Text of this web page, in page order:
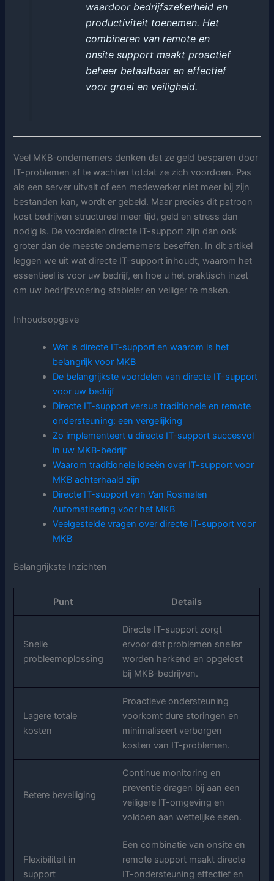
waardoor bedrijfszekerheid en
productiviteit toenemen. Het
combineren van remote en
onsite support maakt proactief
beheer betaalbaar en effectief
voor groei en veiligheid.
Veel MKB-ondernemers denken dat ze geld besparen door
IT-problemen af te wachten totdat ze zich voordoen. Pas
als een server uitvalt of een medewerker niet meer bij zijn
bestanden kan, wordt er gebeld. Maar precies dit patroon
kost bedrijven structureel meer tijd, geld en stress dan
nodig is. De voordelen directe IT-support zijn dan ook
groter dan de meeste ondernemers beseffen. In dit artikel
leggen we uit wat directe IT-support inhoudt, waarom het
essentieel is voor uw bedrijf, en hoe u het praktisch inzet
om uw bedrijfsvoering stabieler en veiliger te maken.
Inhoudsopgave
Wat is directe IT-support en waarom is het
belangrijk voor MKB
De belangrijkste voordelen van directe IT-support
voor uw bedrijf
Directe IT-support versus traditionele en remote
ondersteuning: een vergelijking
Zo implementeert u directe IT-support succesvol
in uw MKB-bedrijf
Waarom traditionele ideeën over IT-support voor
MKB achterhaald zijn
Directe IT-support van Van Rosmalen
Automatisering voor het MKB
Veelgestelde vragen over directe IT-support voor
MKB
Belangrijkste Inzichten
Punt Details
Snelle
probleemoplossing
Directe IT-support zorgt
ervoor dat problemen sneller
worden herkend en opgelost
bij MKB-bedrijven.
Lagere totale
kosten
Proactieve ondersteuning
voorkomt dure storingen en
minimaliseert verborgen
kosten van IT-problemen.
Betere beveiliging
Continue monitoring en
preventie dragen bij aan een
veiligere IT-omgeving en
voldoen aan wettelijke eisen.
Flexibiliteit in
support
Een combinatie van onsite en
remote support maakt directe
IT-ondersteuning effectief en